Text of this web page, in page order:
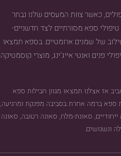
כאשר צוות המעסים שלנו נבחר
ספא מסורתיים לצד חדשניים-
של שמנים ארומטיים. בספא תמצאו
פנים ואנטי אייג'ינג, מוצרי קוסמטיקה
אז אצלנו תמצאו מגוון חבילות ספא
ספא ברמה אחרת בסביבה מפנקת ומרגיעה,
ספא ייחודיים, סאונת-מלח, סאונה רטובה, סאונה
ונשנושים.